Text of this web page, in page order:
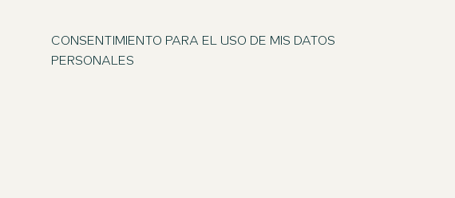
CONSENTIMIENTO PARA EL USO DE MIS DATOS
PERSONALES